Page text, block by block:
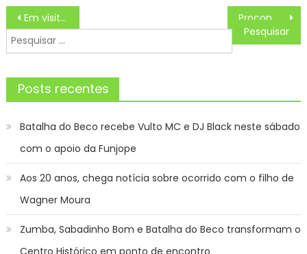
Navegação
de
Post
Em visita às obras do novo prédio da CMJP, Cícero Lucena destaca ações para fortalecer o Centro Histórico
Pesquisar
por:
Posts recentes
Batalha do Beco recebe Vulto MC e DJ Black neste sábado
com o apoio da Funjope
Aos 20 anos, chega notícia sobre ocorrido com o filho de
Wagner Moura
Zumba, Sabadinho Bom e Batalha do Beco transformam o
Centro Histórico em ponto de encontro